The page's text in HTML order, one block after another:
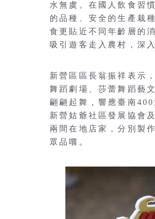
水無虞。在國人飲食習
的品種、安全的生產栽
食更貼近不同年齡層的
吸引遊客走入農村，深
新營區區長翁振祥表示
舞蹈劇場、莎蕾舞蹈藝
翩翩起舞，響應臺南
新營姑爺社區發展協會
兩間在地店家，分別製
眾品嚐。